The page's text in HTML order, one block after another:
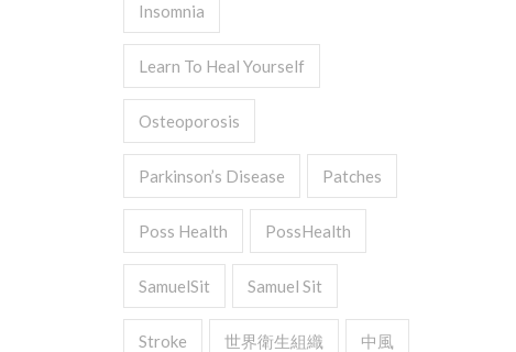
Insomnia
Learn To Heal Yourself
Osteoporosis
Parkinson’s Disease Patches
Poss Health PossHealth
SamuelSit Samuel Sit
Stroke 世界衛生組織 中風